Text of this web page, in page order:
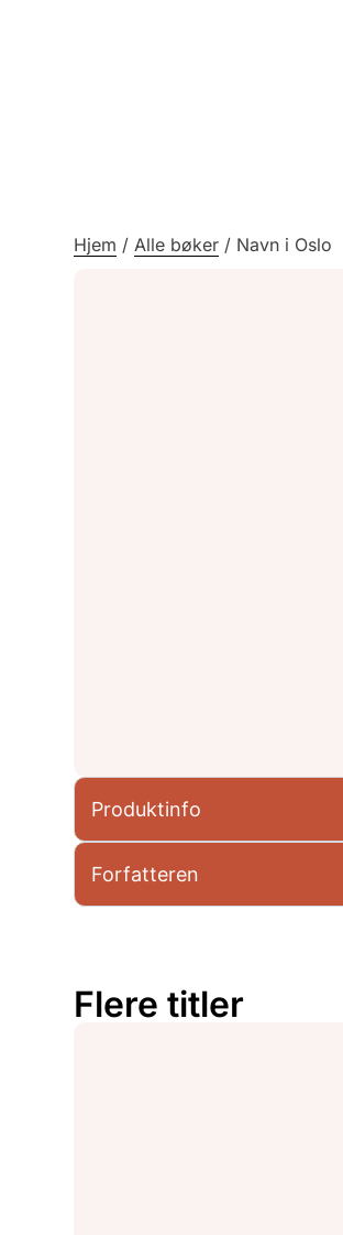
Hjem /Alle bøker / Navn i Oslo
Produktinfo
Forfatteren
Flere titler